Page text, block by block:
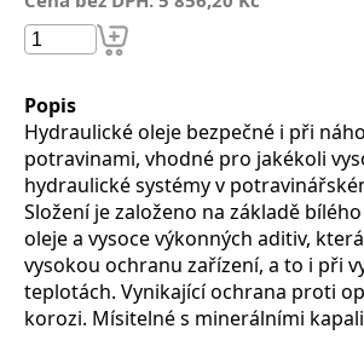
Popis
Hydraulické oleje bezpečné i při
potravinami, vhodné pro jakékoli
hydraulické systémy v
Složení je založeno na základě
oleje a vysoce výkonných aditiv,
vysokou ochranu zařízení, a to i při
teplotách. Vynikající ochrana proti
korozi. Mísitelné s minerálními